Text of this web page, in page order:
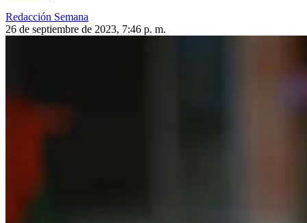
Redacción Semana
26 de septiembre de 2023, 7:46 p. m.